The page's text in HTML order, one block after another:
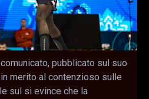
pubblicato sul suo
merito al contenzioso sulle
sul si evince che la